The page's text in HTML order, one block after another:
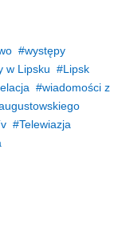
występy
w Lipsku
Lipsk
wiadomości z
Telewiazja